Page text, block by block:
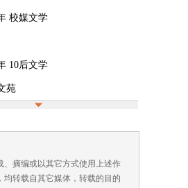
校媒文学
10后文学
苑
、摘编或以其它方式使用上述作
转载自其它媒体，转载的目的